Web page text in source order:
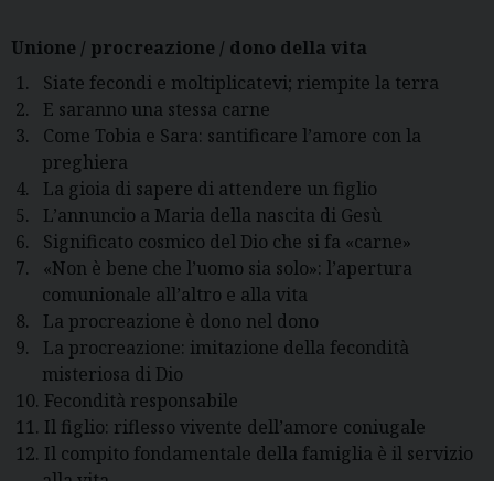
Unione / procreazione / dono della vita
1.
Siate fecondi e moltiplicatevi; riempite la terra
2.
E saranno una stessa carne
3.
Come Tobia e Sara: santificare l’amore con la
preghiera
4.
La gioia di sapere di attendere un figlio
5.
L’annuncio a Maria della nascita di Gesù
6.
Significato cosmico del Dio che si fa «carne»
7.
«Non è bene che l’uomo sia solo»: l’apertura
comunionale all’altro e alla vita
8.
La procreazione è dono nel dono
9.
La procreazione: imitazione della fecondità
misteriosa di Dio
10. Fecondità responsabile
11. Il figlio: riflesso vivente dell’amore coniugale
12. Il compito fondamentale della famiglia è il servizio